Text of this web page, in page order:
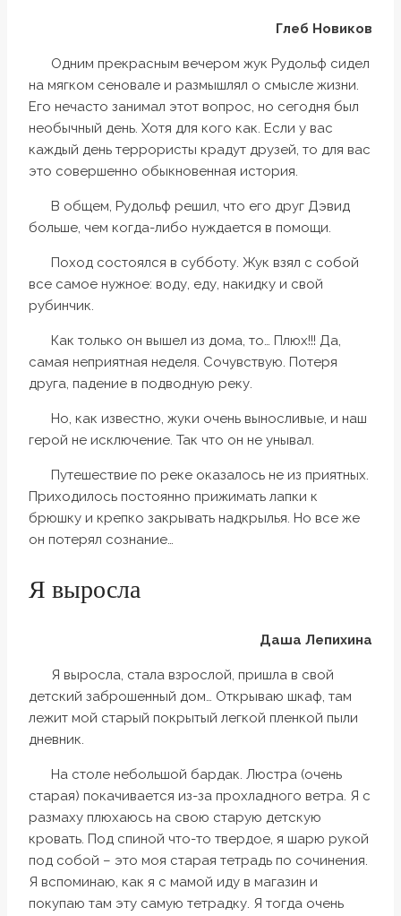
Глеб Новиков
Одним прекрасным вечером жук Рудольф сидел
на мягком сеновале и размышлял о смысле жизни.
Его нечасто занимал этот вопрос, но сегодня был
необычный день. Хотя для кого как. Если у вас
каждый день террористы крадут друзей, то для вас
это совершенно обыкновенная история.
В общем, Рудольф решил, что его друг Дэвид
больше, чем когда-либо нуждается в помощи.
Поход состоялся в субботу. Жук взял с собой
все самое нужное: воду, еду, накидку и свой
рубинчик.
Как только он вышел из дома, то… Плюх!!! Да,
самая неприятная неделя. Сочувствую. Потеря
друга, падение в подводную реку.
Но, как известно, жуки очень выносливые, и наш
герой не исключение. Так что он не унывал.
Путешествие по реке оказалось не из приятных.
Приходилось постоянно прижимать лапки к
брюшку и крепко закрывать надкрылья. Но все же
он потерял сознание…
Я выросла
Даша Лепихина
Я выросла, стала взрослой, пришла в свой
детский заброшенный дом… Открываю шкаф, там
лежит мой старый покрытый легкой пленкой пыли
дневник.
На столе небольшой бардак. Люстра (очень
старая) покачивается из-за прохладного ветра. Я с
размаху плюхаюсь на свою старую детскую
кровать. Под спиной что-то твердое, я шарю рукой
под собой – это моя старая тетрадь по сочинения.
Я вспоминаю, как я с мамой иду в магазин и
покупаю там эту самую тетрадку. Я тогда очень